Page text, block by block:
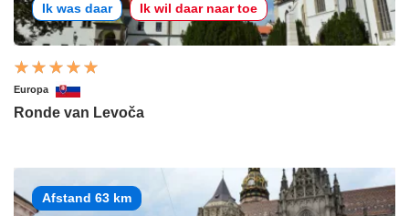
Ik was daar Ik wil daar naar toe
Europa
Ronde van Levoča
Afstand 63 km